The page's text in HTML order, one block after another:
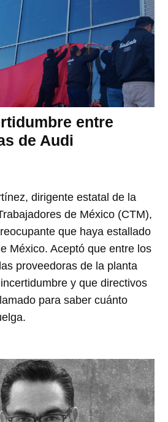
entre
de Audi
dirigente estatal de la
de México (CTM),
que haya estallado
México. Aceptó que entre los
proveedoras de la planta
y que directivos
para saber cuánto